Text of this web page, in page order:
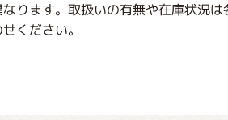
ります。取扱いの有無や在庫状況は
ください。